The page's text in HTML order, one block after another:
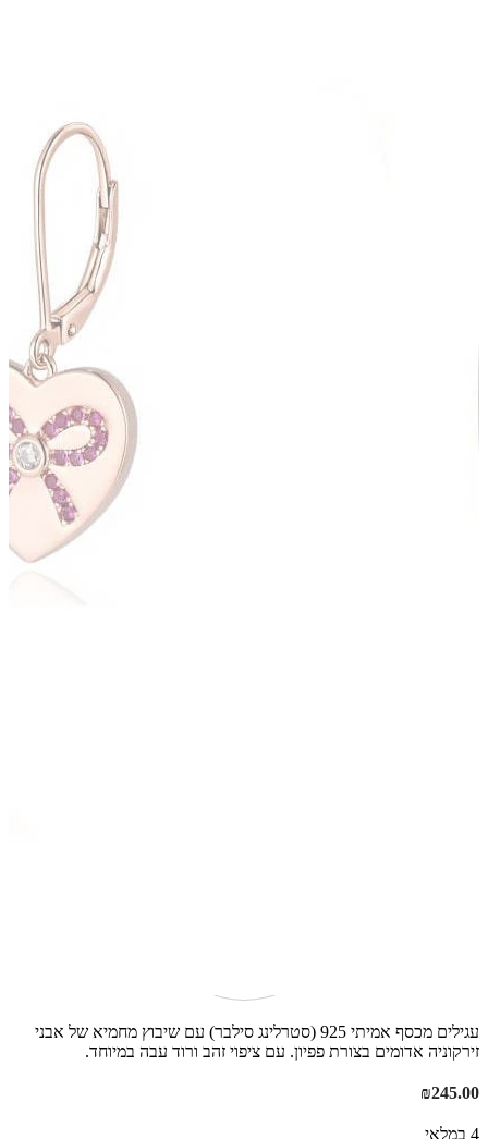
עגילים מכסף אמיתי 925 (סטרלינג סילבר) עם שיבוץ מחמיא של אבני
זירקוניה אדומים בצורת פפיון. עם ציפוי זהב ורוד עבה במיוחד.
₪245.00
4 במלאי